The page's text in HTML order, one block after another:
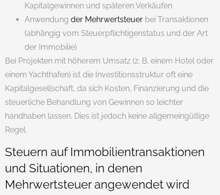
Kapitalgewinnen und späteren Verkäufen
Anwendung der Mehrwertsteuer bei Transaktionen
(abhängig vom Steuerpflichtigenstatus und der Art
der Immobilie)
Bei Projekten mit höherem Umsatz (z. B. einem Hotel oder
einem Yachthafen) ist die Investitionsstruktur oft eine
Kapitalgesellschaft, da sich Kosten, Finanzierung und die
steuerliche Behandlung von Gewinnen so leichter
handhaben lassen. Dies ist jedoch keine allgemeingültige
Regel.
Steuern auf Immobilientransaktionen
und Situationen, in denen
Mehrwertsteuer angewendet wird